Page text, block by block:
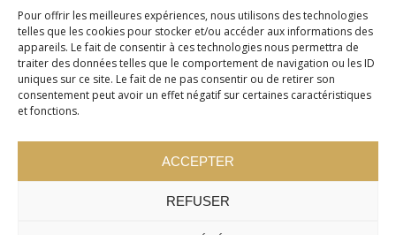
Pour offrir les meilleures expériences, nous utilisons des technologies
telles que les cookies pour stocker et/ou accéder aux informations des
appareils. Le fait de consentir à ces technologies nous permettra de
traiter des données telles que le comportement de navigation ou les ID
uniques sur ce site. Le fait de ne pas consentir ou de retirer son
consentement peut avoir un effet négatif sur certaines caractéristiques
et fonctions.
ACCEPTER
REFUSER
Desmaures QC G3A 0M7
© 2024 Cercle Kaizen. Tous droits réservés -